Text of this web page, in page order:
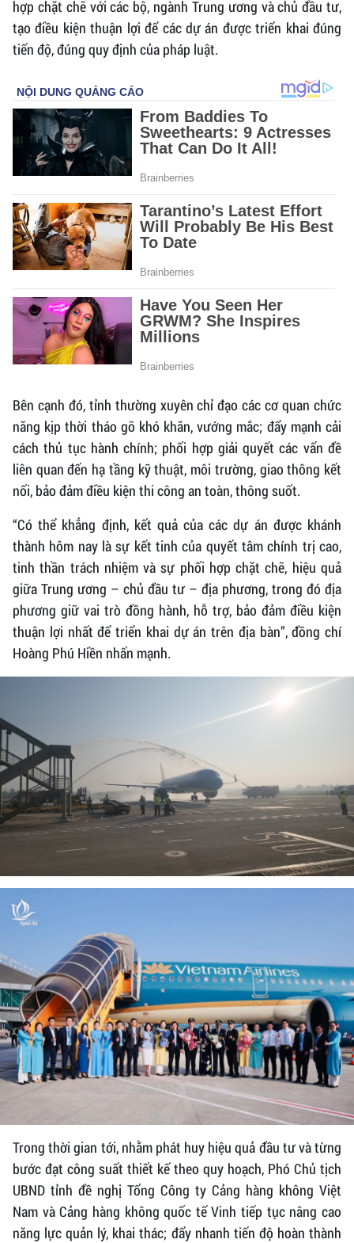
hợp chặt chẽ với các bộ, ngành Trung ương và chủ đầu tư,
tạo điều kiện thuận lợi để các dự án được triển khai đúng
tiến độ, đúng quy định của pháp luật.
Bên cạnh đó, tỉnh thường xuyên chỉ đạo các cơ quan chức
năng kịp thời tháo gỡ khó khăn, vướng mắc; đẩy mạnh cải
cách thủ tục hành chính; phối hợp giải quyết các vấn đề
liên quan đến hạ tầng kỹ thuật, môi trường, giao thông kết
nối, bảo đảm điều kiện thi công an toàn, thông suốt.
“Có thể khẳng định, kết quả của các dự án được khánh
thành hôm nay là sự kết tinh của quyết tâm chính trị cao,
tinh thần trách nhiệm và sự phối hợp chặt chẽ, hiệu quả
giữa Trung ương – chủ đầu tư – địa phương, trong đó địa
phương giữ vai trò đồng hành, hỗ trợ, bảo đảm điều kiện
thuận lợi nhất để triển khai dự án trên địa bàn”, đồng chí
Hoàng Phú Hiền nhấn mạnh.
Trong thời gian tới, nhằm phát huy hiệu quả đầu tư và từng
bước đạt công suất thiết kế theo quy hoạch, Phó Chủ tịch
UBND tỉnh đề nghị Tổng Công ty Cảng hàng không Việt
Nam và Cảng hàng không quốc tế Vinh tiếp tục nâng cao
năng lực quản lý, khai thác; đẩy nhanh tiến độ hoàn thành